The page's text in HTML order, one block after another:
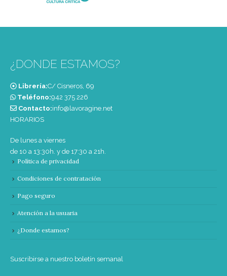
¿DONDE ESTAMOS?
Librería:C/ Cisneros, 69
Teléfono:‭942 375 226‬
Contacto:info@lavoragine.net
HORARIOS
De lunes a viernes
de 10 a 13:30h. y de 17:30 a 21h.
Política de privacidad
Condiciones de contratación
Pago seguro
Atención a la usuaria
¿Donde estamos?
Suscribirse a nuestro boletín semanal